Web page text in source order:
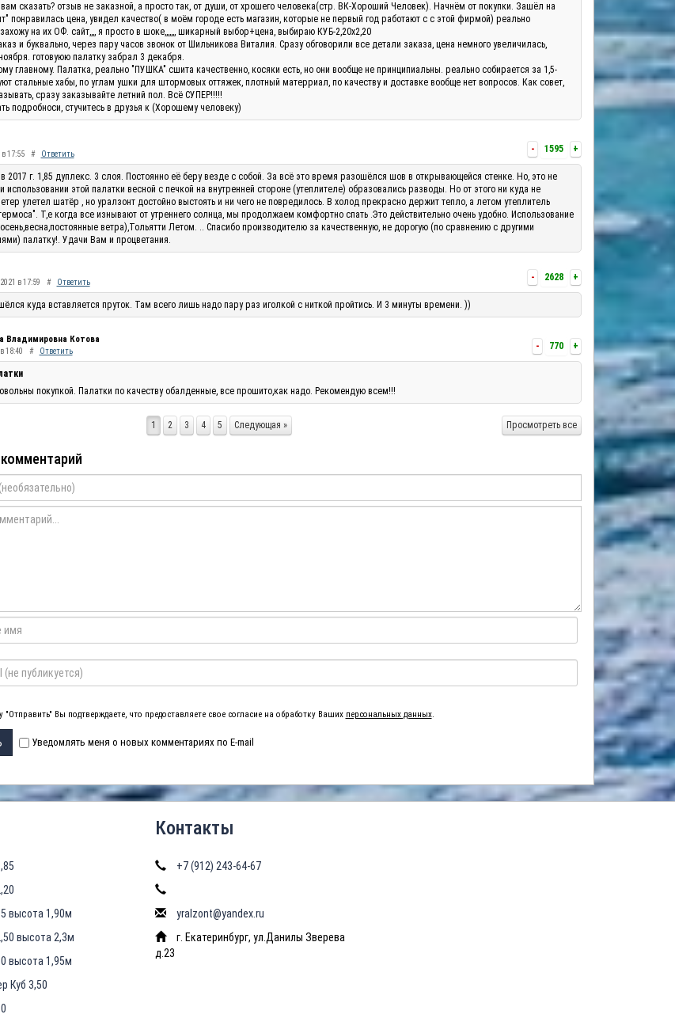
сказать? отзыв не заказной, а просто так, от души, от хрошего человека(стр. ВК-Хороший Человек). Начнём от покупки. Зашёл на
понравилась цена, увидел качество( в моём городе есть магазин, которые не первый год работают с с этой фирмой) реально
на их ОФ. сайт,,,, я просто в шоке,,,,,,, шикарный выбор+цена, выбираю КУБ-2,20х2,20
и буквально, через пару часов звонок от Шильникова Виталия. Сразу обговорили все детали заказа, цена немного увеличилась,
готовуюю палатку забрал 3 декабря.
главному. Палатка, реально "ПУШКА" сшита качественно, косяки есть, но они вообще не принципиальны. реально собирается за 1,5-
стальные хабы, по углам ушки для штормовых оттяжек, плотный матерриал, по качеству и доставке вообще нет вопросов. Как совет,
сразу заказывайте летний пол. Всё СУПЕР!!!!!
подробноси, стучитесь в друзья к (Хорошему человеку)
- 1595 +
17:55 # Ответить
2017 г. 1,85 дуплекс. 3 слоя. Постоянно её беру везде с собой. За всё это время разошёлся шов в открывающейся стенке. Но, это не
этой палатки весной с печкой на внутренней стороне (утеплителе) образовались разводы. Но от этого ни куда не
улетел шатёр , но уралзонт достойно выстоять и ни чего не повредилось. В холод прекрасно держит тепло, а летом утеплитель
Т,е когда все изнывают от утреннего солнца, мы продолжаем комфортно спать .Это действительно очень удобно. Использование
ветра),Тольятти Летом. .. Спасибо производителю за качественную, не дорогую (по сравнению с другими
палатку!. Удачи Вам и процветания.
- 2628 +
в 17:59 # Ответить
куда вставляется пруток. Там всего лишь надо пару раз иголкой с ниткой пройтись. И 3 минуты времени. ))
- 770 +
Владимировна Котова
18:40 # Ответить
покупкой. Палатки по качеству обалденные, все прошито,как надо. Рекомендую всем!!!
Просмотреть все
1 2 3 4 5 Следующая »
Вы подтверждаете, что предоставляете свое согласие на обработку Ваших персональных данных.
Уведомлять меня о новых комментариях по E-mail
высота 1,90м
высота 2,3м
высота 1,95м
Куб 3,50
Контакты
+7 (912) 243-64-67
yralzont@yandex.ru
г. Екатеринбург, ул.Данилы Зверева
д.23